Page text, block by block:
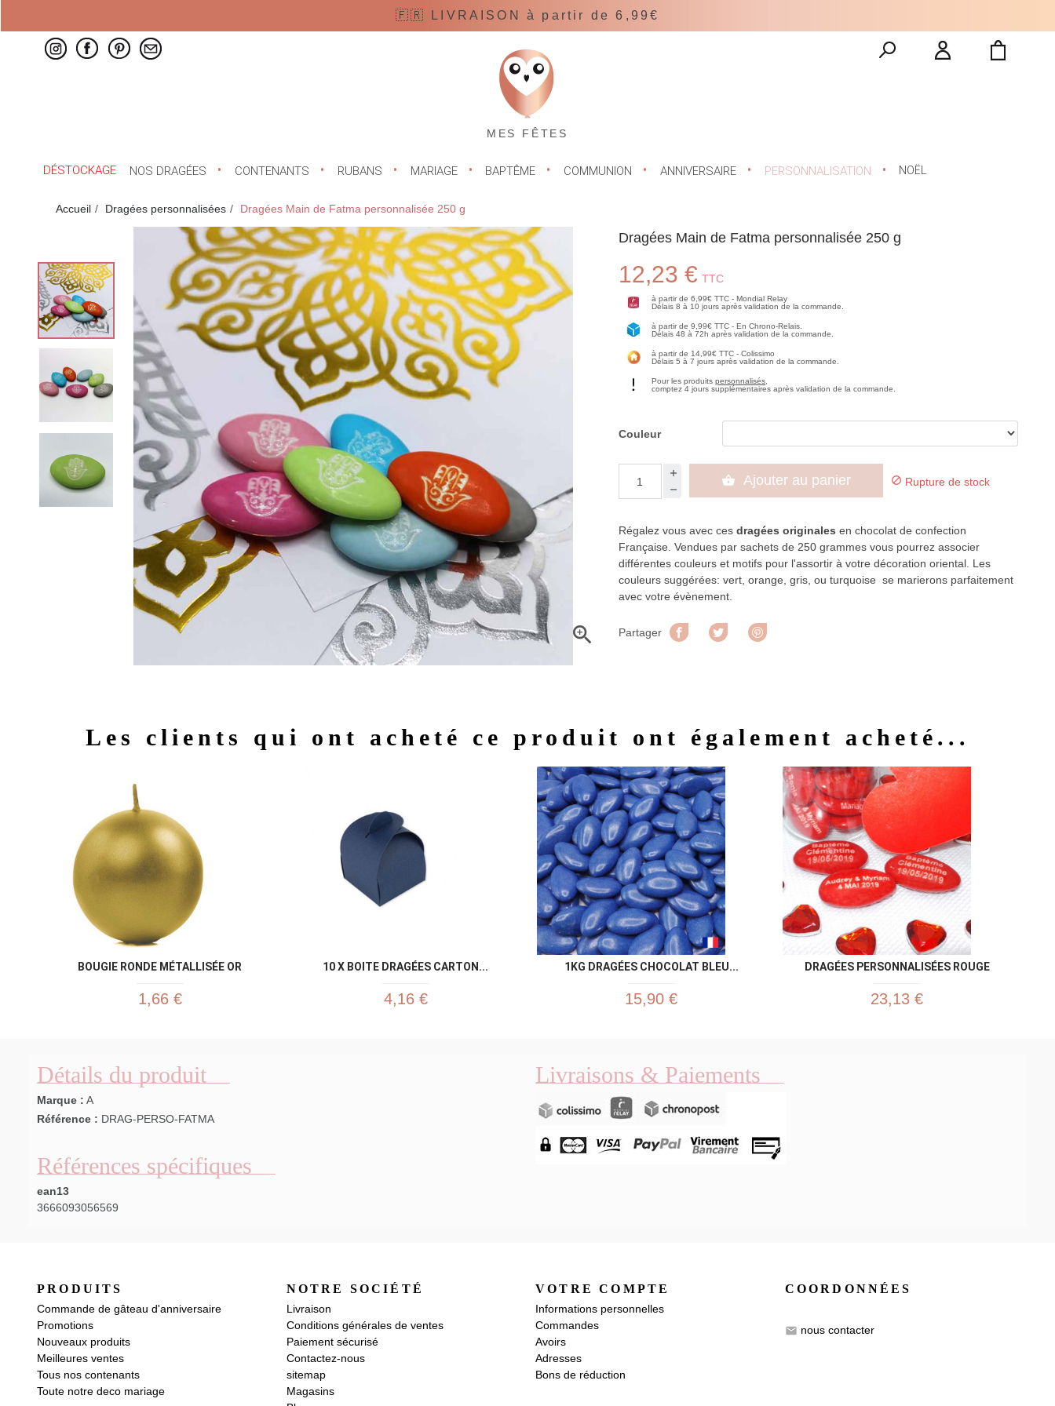
🇫🇷 LIVRAISON à partir de 6,99€
MES FÊTES
DÉSTOCKAGE NOS DRAGÉES CONTENANTS RUBANS MARIAGE BAPTÊME COMMUNION ANNIVERSAIRE PERSONNALISATION NOËL
Accueil Dragées personnalisées Dragées Main de Fatma personnalisée 250 g

Dragées Main de Fatma personnalisée 250 g
12,23 € TTC
à partir de 6,99€ TTC - Mondial Relay
Délais 8 à 10 jours après validation de la commande.
à partir de 9,99€ TTC - En Chrono-Relais.
Délais 48 à 72h après validation de la commande.
à partir de 14,99€ TTC - Colissimo
Délais 5 à 7 jours après validation de la commande.
Pour les produitspersonnalisés
comptez 4 jours supplémentaires après validation de la commande.
Couleur
 Ajouter au panier  Rupture de stock
Régalez vous avec ces dragées originales en chocolat de confection
Française. Vendues par sachets de 250 grammes vous pourrez associer
différentes couleurs et motifs pour l'assortir à votre décoration oriental. Les
couleurs suggérées: vert, orange, gris, ou turquoise se marierons parfaitement
avec votre évènement.
Partager Partager Tweet
Les clients qui ont acheté ce produit ont également acheté...
BOUGIE RONDE MÉTALLISÉE OR
1,66 €
10 X BOITE DRAGÉES CARTON...
4,16 €
Aperçu rapide
1KG DRAGÉES CHOCOLAT BLEU...
15,90 €
Aperçu rapide
DRAGÉES PERSONNALISÉES ROUGE
23,13 €
Détails du produit
Marque : A
Référence : DRAG-PERSO-FATMA
Références spécifiques
ean13
3666093056569
Livraisons & Paiements
PRODUITS
Commande de gâteau d'anniversaire
Promotions
Nouveaux produits
Meilleures ventes
Tous nos contenants
Toute notre deco mariage
NOTRE SOCIÉTÉ
Livraison
Conditions générales de ventes
Paiement sécurisé
Contactez-nous
sitemap
Magasins
VOTRE COMPTE
Informations personnelles
Commandes
Avoirs
Adresses
Bons de réduction
COORDONNÉES
email nous contacter